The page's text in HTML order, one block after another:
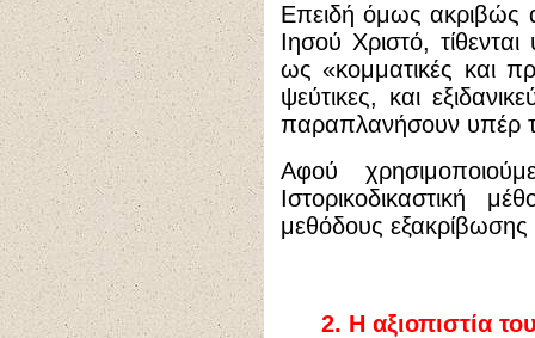
Επειδή όμως ακριβώς
Ιησού Χριστό,
ως «κομματικές και
ψεύτικες, και
παραπλανήσουν υπέρ
Αφού
Ιστορικοδικαστική
μεθόδους εξακρίβωσης
2. Η αξιοπιστία